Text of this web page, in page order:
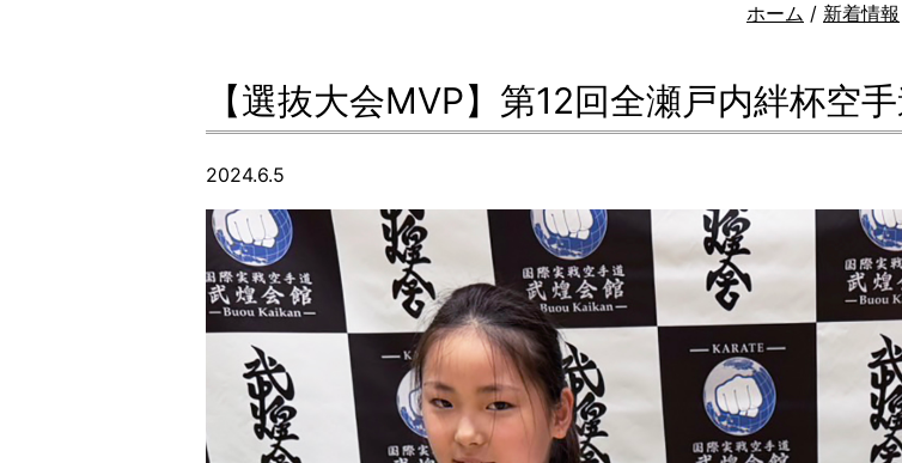
ホーム / 新着情報
【選抜大会MVP】第12回全瀬戸内絆杯空
2024.6.5